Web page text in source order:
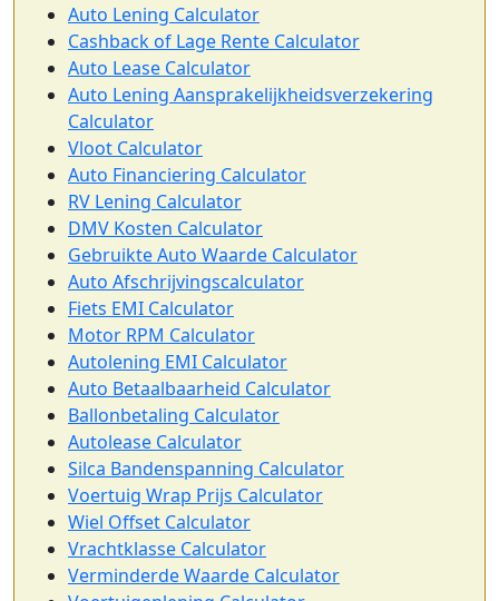
Auto Lening Calculator
Cashback of Lage Rente Calculator
Auto Lease Calculator
Auto Lening Aansprakelijkheidsverzekering
Calculator
Vloot Calculator
Auto Financiering Calculator
RV Lening Calculator
DMV Kosten Calculator
Gebruikte Auto Waarde Calculator
Auto Afschrijvingscalculator
Fiets EMI Calculator
Motor RPM Calculator
Autolening EMI Calculator
Auto Betaalbaarheid Calculator
Ballonbetaling Calculator
Autolease Calculator
Silca Bandenspanning Calculator
Voertuig Wrap Prijs Calculator
Wiel Offset Calculator
Vrachtklasse Calculator
Verminderde Waarde Calculator